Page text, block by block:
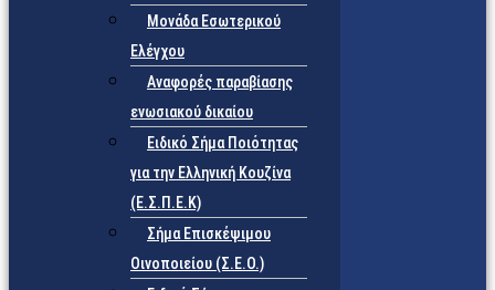
Μονάδα Εσωτερικού
Ελέγχου
Αναφορές παραβίασης
ενωσιακού δικαίου
Ειδικό Σήμα Ποιότητας
για την Ελληνική Κουζίνα
(Ε.Σ.Π.Ε.Κ)
Σήμα Επισκέψιμου
Οινοποιείου (Σ.Ε.Ο.)